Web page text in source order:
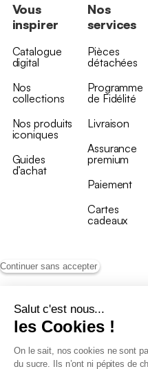
Continuer sans accepter
Salut c'est nous...
les Cookies !
On le sait, nos cookies ne sont
du sucre. Ils n’ont ni pépites de
Vous
inspirer
Catalogue
digital
Nos
collections
Nos produits
iconiques
Guides
d’achat
Nos
services
Pièces
détachées
Programme
de Fidélité
Livraison
Assurance
premium
Paiement
Cartes
cadeaux
Conditions